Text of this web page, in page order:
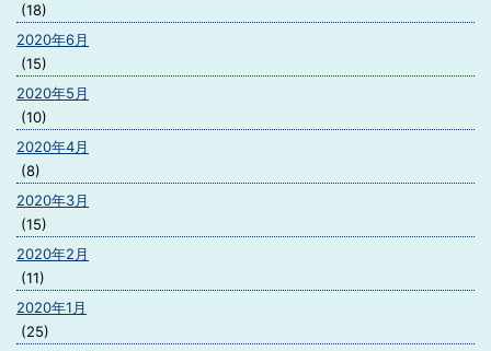
(18)
2020年6月
(15)
2020年5月
(10)
2020年4月
(8)
2020年3月
(15)
2020年2月
(11)
2020年1月
(25)